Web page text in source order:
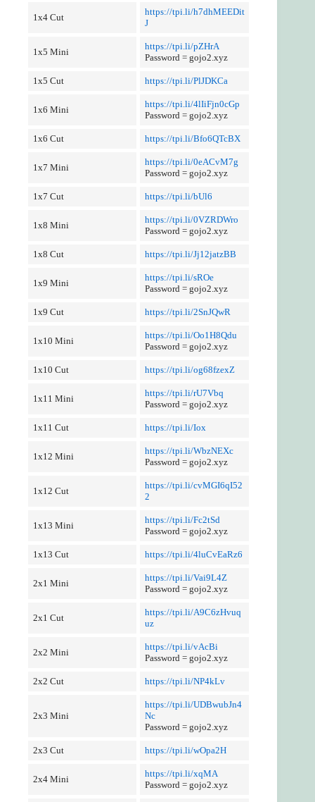
1x4 Cut
https://tpi.li/h7dhMEEDit
J
1x5 Mini
https://tpi.li/pZHrA
Password = gojo2.xyz
1x5 Cut https://tpi.li/PlJDKCa
1x6 Mini
https://tpi.li/4lIiFjn0cGp
Password = gojo2.xyz
1x6 Cut https://tpi.li/Bfo6QTcBX
1x7 Mini
https://tpi.li/0eACvM7g
Password = gojo2.xyz
1x7 Cut https://tpi.li/bUl6
1x8 Mini
https://tpi.li/0VZRDWro
Password = gojo2.xyz
1x8 Cut https://tpi.li/Jj12jatzBB
1x9 Mini
https://tpi.li/sROe
Password = gojo2.xyz
1x9 Cut https://tpi.li/2SnJQwR
1x10 Mini
https://tpi.li/Oo1H8Qdu
Password = gojo2.xyz
1x10 Cut https://tpi.li/og68fzexZ
1x11 Mini
https://tpi.li/rU7Vbq
Password = gojo2.xyz
1x11 Cut https://tpi.li/Iox
1x12 Mini
https://tpi.li/WbzNEXc
Password = gojo2.xyz
1x12 Cut
https://tpi.li/cvMGI6qI52
2
1x13 Mini
https://tpi.li/Fc2tSd
Password = gojo2.xyz
1x13 Cut https://tpi.li/4luCvEaRz6
2x1 Mini
https://tpi.li/Vai9L4Z
Password = gojo2.xyz
2x1 Cut
https://tpi.li/A9C6zHvuq
uz
2x2 Mini
https://tpi.li/vAcBi
Password = gojo2.xyz
2x2 Cut https://tpi.li/NP4kLv
2x3 Mini
https://tpi.li/UDBwubJn4
Nc
Password = gojo2.xyz
2x3 Cut https://tpi.li/wOpa2H
2x4 Mini
https://tpi.li/xqMA
Password = gojo2.xyz